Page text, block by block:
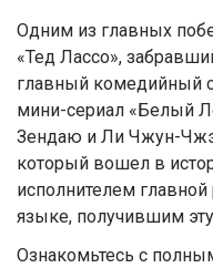
Одним из главных
«Тед Лассо»,
главный комедийный
мини-сериал «Белый
Зендаю и Ли Чжун-
который вошел в
исполнителем
языке, получившим эту
Ознакомьтесь с